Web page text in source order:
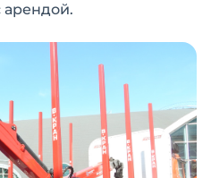
арендой.